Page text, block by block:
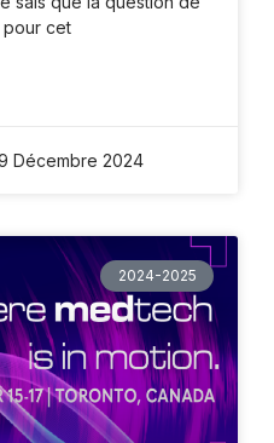
pour cet
Décembre 2024
2024-2025